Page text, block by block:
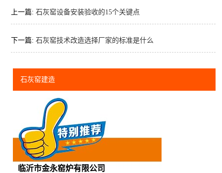
上一篇: 石灰窑设备安装验收的15个关键点
下一篇: 石灰窑技术改造选择厂家的标准是什么
石灰窑建造
临沂市金永窑炉有限公司